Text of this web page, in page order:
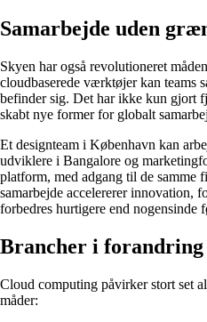
Samarbejde uden
Skyen har også revolutioneret
cloudbaserede værktøjer kan teams
befinder sig. Det har ikke kun gjort
skabt nye former for globalt
Et designteam i København kan
udviklere i Bangalore og
platform, med adgang til de samme
samarbejde accelererer innovation,
forbedres hurtigere end nogensinde
Brancher i forandring
Cloud computing påvirker stort set
måder: